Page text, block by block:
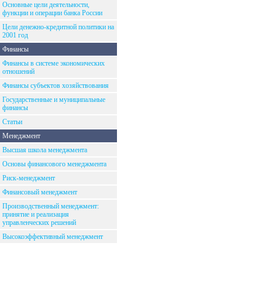
Основные цели деятельности,
функции и операции банка России
Цели денежно-кредитной политики на
2001 год
Финансы
Финансы в системе экономических
отношений
Финансы субъектов хозяйствования
Государственные и муниципальные
финансы
Статьи
Менеджмент
Высшая школа менеджмента
Основы финансового менеджмента
Риск-менеджмент
Финансовый менеджмент
Производственный менеджмент:
принятие и реализация
управленческих решений
Высокоэффективный менеджмент